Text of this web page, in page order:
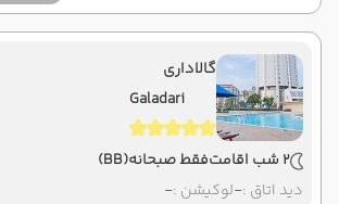
گالاداری
Galadari
2 شب اقامت فقط صبحانه(BB)
دید اتاق :-لوکیشن :-